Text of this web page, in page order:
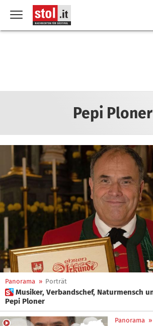
Pepi Ploner
Panorama » Porträt
 Musiker, Verbandschef, Naturmensch und Sportler: Das ist
Pepi Ploner
Panorama »